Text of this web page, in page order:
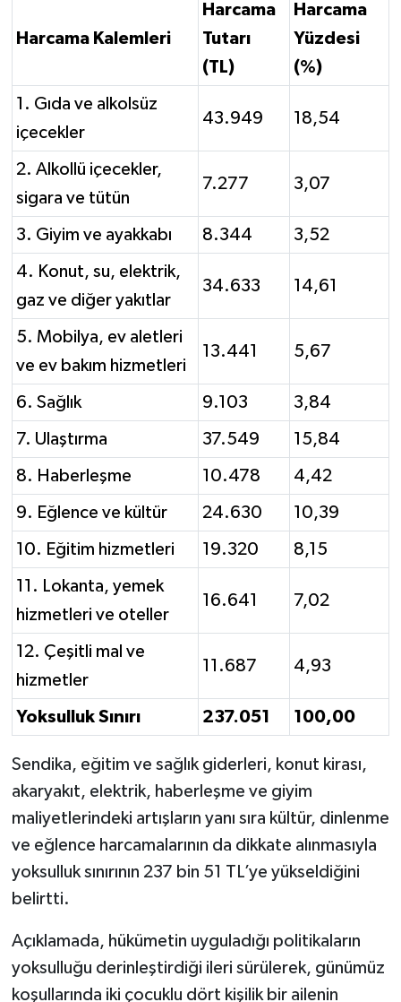
Harcama Kalemleri
Harcama
Tutarı
(TL)
Harcama
Yüzdesi
(%)
1. Gıda ve alkolsüz
içecekler
43.949 18,54
2. Alkollü içecekler,
sigara ve tütün
7.277 3,07
3. Giyim ve ayakkabı 8.344 3,52
4. Konut, su, elektrik,
gaz ve diğer yakıtlar
34.633 14,61
5. Mobilya, ev aletleri
ve ev bakım hizmetleri
13.441 5,67
6. Sağlık 9.103 3,84
7. Ulaştırma 37.549 15,84
8. Haberleşme 10.478 4,42
9. Eğlence ve kültür 24.630 10,39
10. Eğitim hizmetleri 19.320 8,15
11. Lokanta, yemek
hizmetleri ve oteller
16.641 7,02
12. Çeşitli mal ve
hizmetler
11.687 4,93
Yoksulluk Sınırı 237.051 100,00
Sendika, eğitim ve sağlık giderleri, konut kirası,
akaryakıt, elektrik, haberleşme ve giyim
maliyetlerindeki artışların yanı sıra kültür, dinlenme
ve eğlence harcamalarının da dikkate alınmasıyla
yoksulluk sınırının 237 bin 51 TL’ye yükseldiğini
belirtti.
Açıklamada, hükümetin uyguladığı politikaların
yoksulluğu derinleştirdiği ileri sürülerek, günümüz
koşullarında iki çocuklu dört kişilik bir ailenin